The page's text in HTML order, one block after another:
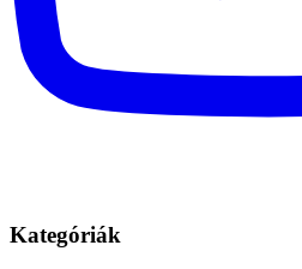
Kategóriák